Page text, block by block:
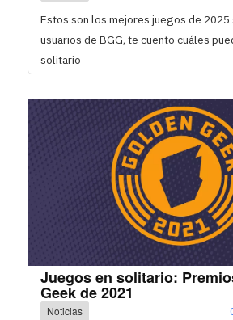
Estos son los mejores juegos de 2025
usuarios de BGG, te cuento cuáles
solitario
Juegos en solitario:
Geek de 2021
Noticias